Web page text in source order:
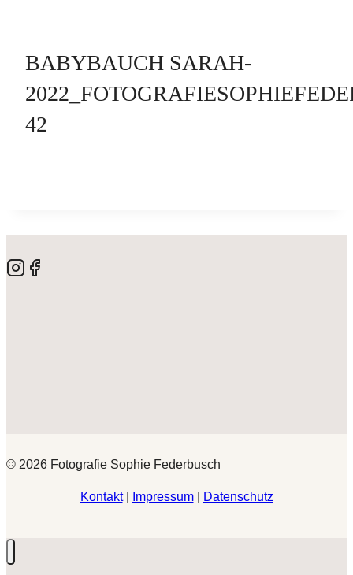
BABYBAUCH SARAH-
42
© 2026 Fotografie Sophie Federbusch
Kontakt| Impressum| Datenschutz